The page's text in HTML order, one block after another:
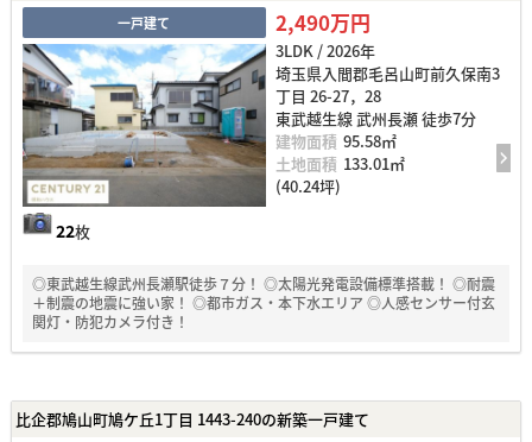
一戸建て
22枚
2,490万円
3LDK / 2026年
埼玉県入間郡毛呂山町前久保南3
丁目 26-27，28
東武越生線 武州長瀬 徒歩7分
建物面積 95.58㎡
土地面積 133.01㎡
(40.24坪)
◎東武越生線武州長瀬駅徒歩７分！ ◎太陽光発電設備標準搭載！ ◎耐震
＋制震の地震に強い家！ ◎都市ガス・本下水エリア ◎人感センサー付玄
関灯・防犯カメラ付き！
比企郡鳩山町鳩ケ丘1丁目 1443-240の新築一戸建て